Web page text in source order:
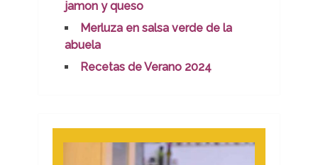
jamon y queso
Merluza en salsa verde de la
abuela
Recetas de Verano 2024